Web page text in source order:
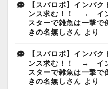
【スパロボ】インパ
ンス求む！！ → イン
スターで雑魚は一撃で
きの名無しさん より
【スパロボ】インパ
ンス求む！！ → イン
スターで雑魚は一撃で
きの名無しさん より